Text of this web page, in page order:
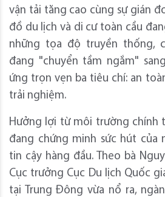
vận tải tăng cao cùng sự gián
đồ du lịch và di cư toàn cầu
những tọa độ truyền thống,
đang "chuyển tầm ngắm"
ứng trọn vẹn ba tiêu chí: an
trải nghiệm.
Hưởng lợi từ môi trường chính
đang chứng minh sức hút của
tin cậy hàng đầu. Theo bà
Cục trưởng Cục Du lịch Quốc
tại Trung Đông vừa nổ ra,